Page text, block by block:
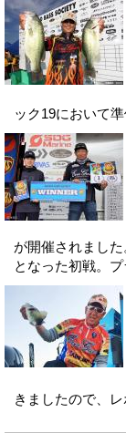
ック19において
が開催されまし
となった初戦。プ
きましたので、